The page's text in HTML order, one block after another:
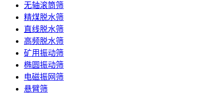
无轴滚筒筛
精煤脱水筛
直线脱水筛
高频脱水筛
矿用振动筛
椭圆振动筛
电磁振网筛
悬臂筛